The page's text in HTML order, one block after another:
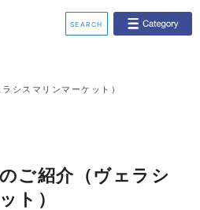
SEARCH
リクルート
シスマリンマーケット）
ご紹介（ヴェラシ
ト）